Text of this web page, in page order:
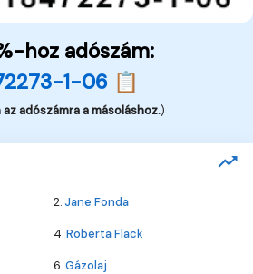
hoz adószám:
1-06 📋
adószámra a másoláshoz.)
2.Jane Fonda
4.Roberta Flack
6.Gázolaj